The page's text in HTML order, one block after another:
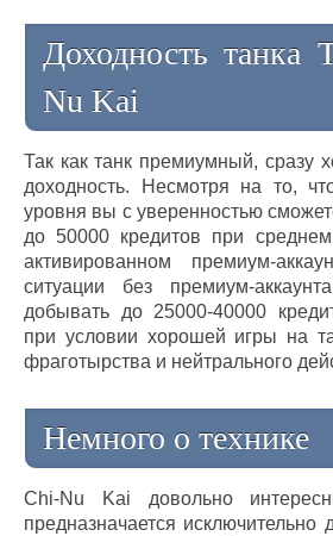
Доходность танка
Nu Kai
Так как танк премиумный, сразу
доходность. Несмотря на то,
уровня вы с уверенностью
до 50000 кредитов при
активированном премиум-
ситуации без премиум-
добывать до 25000-40000
при условии хорошей игры на
фраготырства и нейтрального
Немного о технике
Chi-Nu Kai довольно
предназначается